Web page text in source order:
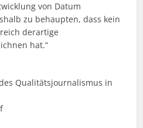
von Datum
zu behaupten, dass kein
derartige
hat.“
Qualitätsjournalismus in